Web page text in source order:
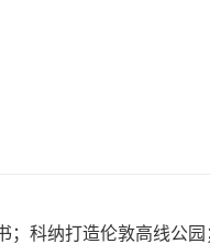
；科纳打造伦敦高线公园